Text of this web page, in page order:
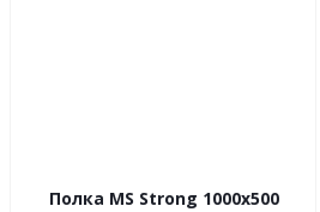
Полка MS Strong 1000x500